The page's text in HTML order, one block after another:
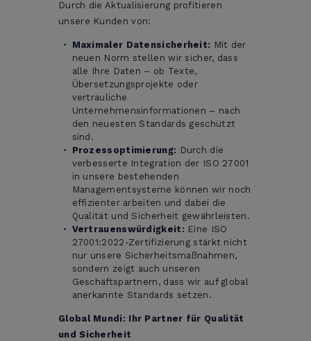
Durch die Aktualisierung profitieren
unsere Kunden von:
Maximaler Datensicherheit: Mit der
neuen Norm stellen wir sicher, dass
alle Ihre Daten – ob Texte,
Übersetzungsprojekte oder
vertrauliche
Unternehmensinformationen – nach
den neuesten Standards geschützt
sind.
Prozessoptimierung: Durch die
verbesserte Integration der ISO 27001
in unsere bestehenden
Managementsysteme können wir noch
effizienter arbeiten und dabei die
Qualität und Sicherheit gewährleisten.
Vertrauenswürdigkeit: Eine ISO
27001:2022-Zertifizierung stärkt nicht
nur unsere Sicherheitsmaßnahmen,
sondern zeigt auch unseren
Geschäftspartnern, dass wir auf global
anerkannte Standards setzen.
Global Mundi: Ihr Partner für Qualität
und Sicherheit